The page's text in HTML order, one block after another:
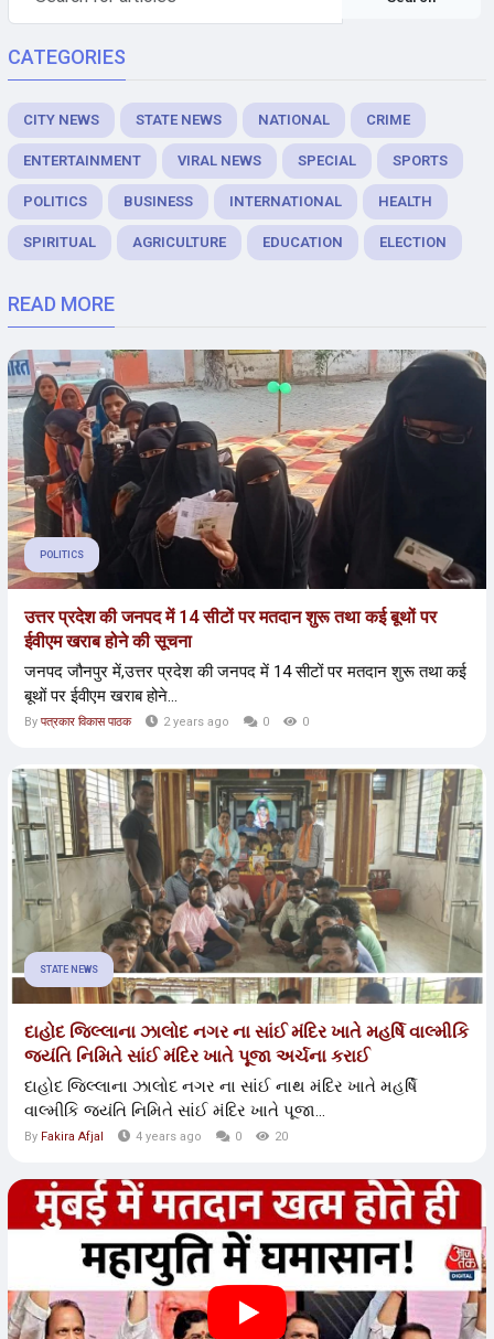
CATEGORIES
CITY NEWS STATE NEWS NATIONAL CRIME
ENTERTAINMENT VIRAL NEWS SPECIAL SPORTS
POLITICS BUSINESS INTERNATIONAL HEALTH
SPIRITUAL AGRICULTURE EDUCATION ELECTION
READ MORE
POLITICS
उत्तर प्रदेश की जनपद में 14 सीटों पर मतदान शुरू तथा कई बूथों पर
ईवीएम खराब होने की सूचना
जनपद जौनपुर में,उत्तर प्रदेश की जनपद में 14 सीटों पर मतदान शुरू तथा कई
बूथों पर ईवीएम खराब होने...
Byपत्रकार विकास पाठक 2 years ago 0 0
STATE NEWS
દાહોદ જિલ્લાના ઝાલોદ નગર ના સાંઈ મંદિર ખાતે મહર્ષિ વાલ્મીકિ
જયંતિ નિમિતે સાંઈ મંદિર ખાતે પૂજા અર્ચના કરાઈ
દાહોદ જિલ્લાના ઝાલોદ નગર ના સાંઈ નાથ મંદિર ખાતે મહર્ષિ
વાલ્મીકિ જયંતિ નિમિતે સાંઈ મંદિર ખાતે પૂજા...
By Fakira Afjal 4 years ago 0 20